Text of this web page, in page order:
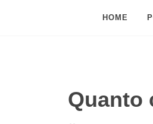
HOME
Quanto